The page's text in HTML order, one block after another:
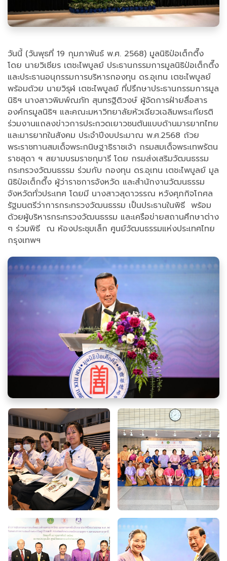
วันนี้ (วันพุธที่ 19 กุมภาพันธ์ พ.ศ. 2568) มูลนิธิป่อเต็กตึ๊ง
โดย นายวิเชียร เตชะไพบูลย์ ประธานกรรมการมูลนิธิป่อเต็กตึ๊ง
และประธานอนุกรรมการบริหารกองทุน ดร.อุเทน เตชะไพบูลย์
พร้อมด้วย นายวิรุฬ เตชะไพบูลย์ ที่ปรึกษาประธานกรรมการมูล
นิธิฯ นางสาวพิมพ์ณภัท สุนทรฐิติวงษ์ ผู้จัดการฝ่ายสื่อสาร
องค์กรมูลนิธิฯ และคณะมหาวิทยาลัยหัวเฉียวเฉลิมพระเกียรติ
ร่วมงานแถลงข่าวการประกวดเยาวชนต้นแบบด้านมารยาทไทย
และมารยาทในสังคม ประจำปีงบประมาณ พ.ศ.2568 ถ้วย
พระราชทานสมเด็จพระกนิษฐาธิราชเจ้า กรมสมเด็จพระเทพรัตน
ราชสุดา ฯ สยามบรมราชกุมารี โดย กรมส่งเสริมวัฒนธรรม
กระทรวงวัฒนธรรม ร่วมกับ กองทุน ดร.อุเทน เตชะไพบูลย์ มูล
นิธิป่อเต็กตึ๊ง ผู้ว่าราชการจังหวัด และสำนักงานวัฒนธรรม
จังหวัดทั่วประเทศ โดยมี นางสาวสุดาวรรณ หวังศุภกิจโกศล
รัฐมนตรีว่าการกระทรวงวัฒนธรรม เป็นประธานในพิธี พร้อม
ด้วยผู้บริหารกระทรวงวัฒนธรรม และเครือข่ายสถานศึกษาต่าง
ๆ ร่วมพิธี ณ ห้องประชุมเล็ก ศูนย์วัฒนธรรมแห่งประเทศไทย
กรุงเทพฯ